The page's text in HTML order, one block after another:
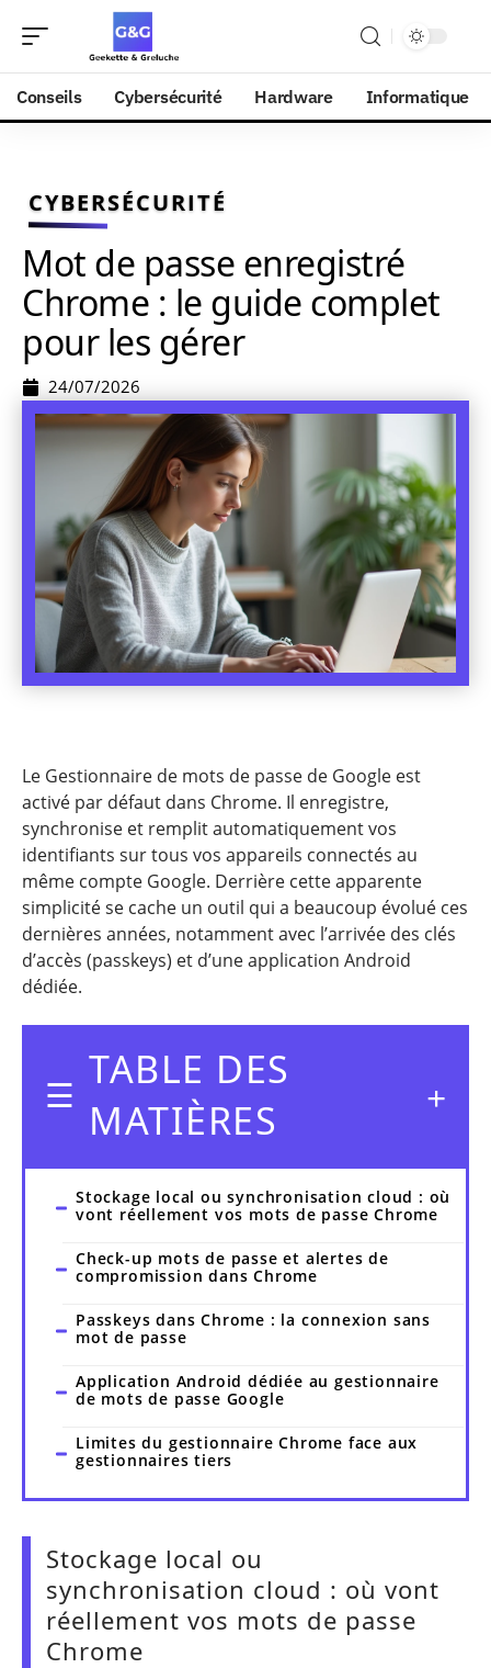
Conseils Cybersécurité Hardware Informatique
CYBERSÉCURITÉ
Mot de passe enregistré
Chrome : le guide complet
pour les gérer
24/07/2026
Le Gestionnaire de mots de passe de Google est
activé par défaut dans Chrome. Il enregistre,
synchronise et remplit automatiquement vos
identifiants sur tous vos appareils connectés au
même compte Google. Derrière cette apparente
simplicité se cache un outil qui a beaucoup évolué ces
dernières années, notamment avec l’arrivée des clés
d’accès (passkeys) et d’une application Android
dédiée.
TABLE DES
MATIÈRES
Stockage local ou synchronisation cloud : où
vont réellement vos mots de passe Chrome
Check-up mots de passe et alertes de
compromission dans Chrome
Passkeys dans Chrome : la connexion sans
mot de passe
Application Android dédiée au gestionnaire
de mots de passe Google
Limites du gestionnaire Chrome face aux
gestionnaires tiers
Stockage local ou
synchronisation cloud : où vont
réellement vos mots de passe
Chrome